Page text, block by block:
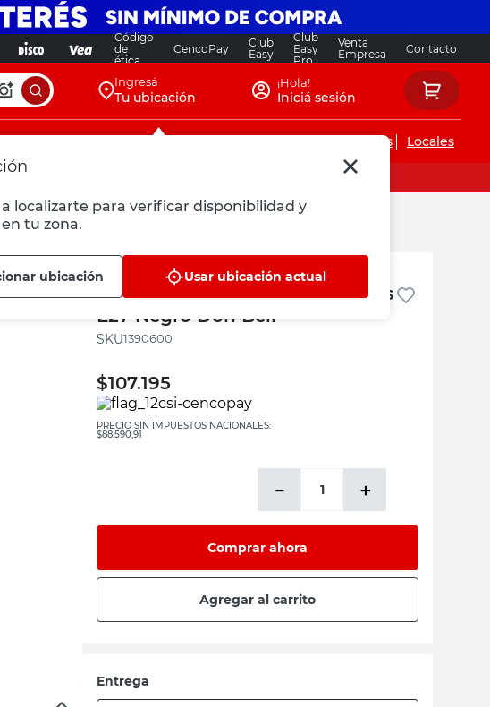
Código
de
ética
CencoPay
Club
Easy
Club
Easy
Pro
Venta
Empresa
Contacto
Ingresá
Tu ubicación
localizarte para verificar disponibilidad y
tu zona.
ubicación Usar ubicación actual
¡Hola!
Iniciá sesión
Servicios de instalaciones Locales
Don Bell
Colgante Vintage Globo 2 Luces
E27 Negro Don Bell
:1390600
$107.195
PRECIO SIN IMPUESTOS NACIONALES:
$88.590,91
＋
－
Comprar ahora
Agregar al carrito
Entrega